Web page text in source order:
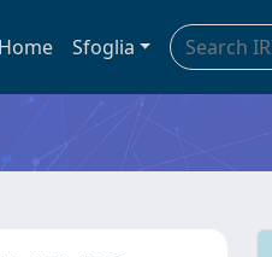
Home Sfoglia